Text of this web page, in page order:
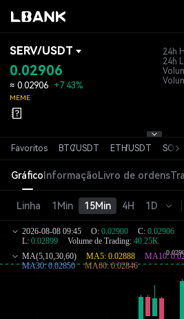
SERV/USDT
0.02906
≈ 0.02906 +7.43%
MEME
24h
24h
Favoritos BTC/USDT ETH/USDT SOL/
GráficoInformaçãoLivro de ordens
Linha 1Min 15Min 4H 1D